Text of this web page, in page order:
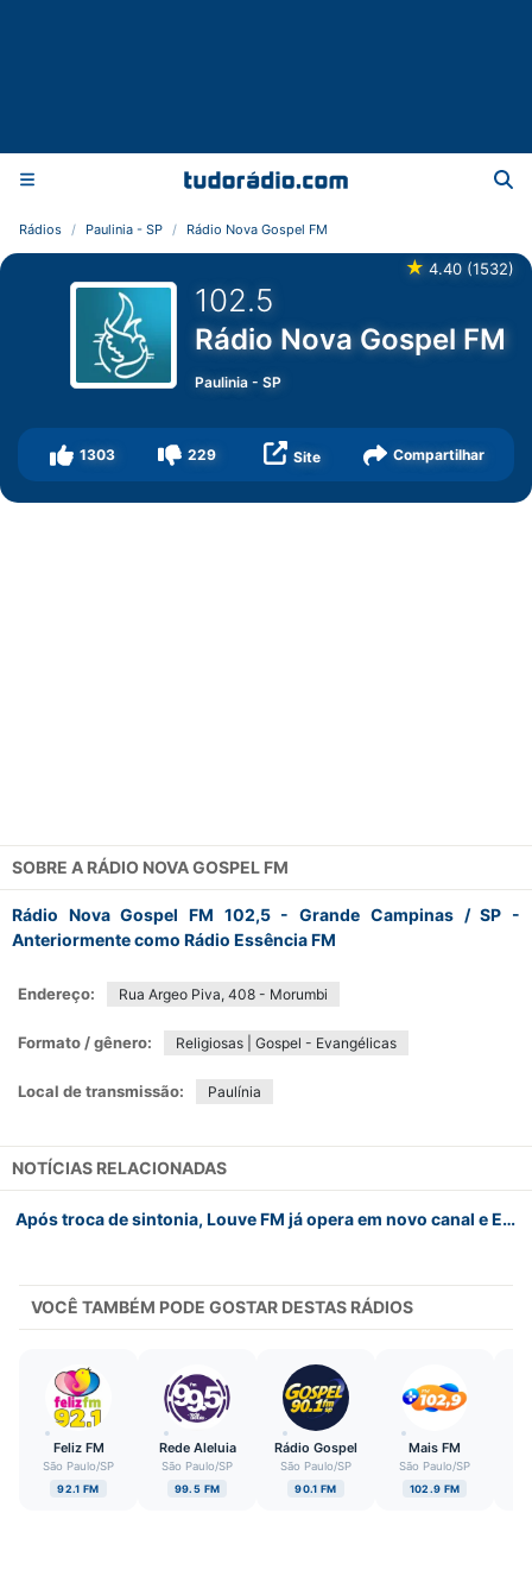
Rádios Paulinia - SP Rádio Nova Gospel FM
★ 4.40 (1532)
102.5
Rádio Nova Gospel FM
Paulinia -SP
1303 229 Site Compartilhar
SOBRE A RÁDIO NOVA GOSPEL FM
Rádio Nova Gospel FM 102,5 - Grande Campinas / SP -
Anteriormente como Rádio Essência FM
Endereço: Rua Argeo Piva, 408 - Morumbi
Formato / gênero: Religiosas | Gospel - Evangélicas
Local de transmissão: Paulínia
NOTÍCIAS RELACIONADAS
Após troca de sintonia, Louve FM já opera em novo canal e Essência FM assume 102.5 FM na região de Campinas (SP)
VOCÊ TAMBÉM PODE GOSTAR DESTAS RÁDIOS
Feliz FM
São Paulo/SP
92.1 FM
Rede Aleluia
São Paulo/SP
99.5 FM
Rádio Gospel
São Paulo/SP
90.1 FM
Mais FM
São Paulo/SP
102.9 FM